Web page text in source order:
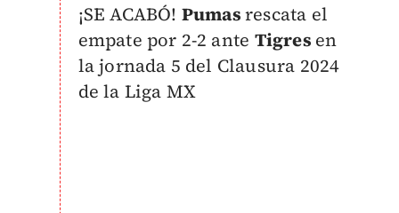
¡SE ACABÓ! Pumasrescata el
empate por 2-2 ante Tigres en
la jornada 5 del Clausura 2024
de la Liga MX